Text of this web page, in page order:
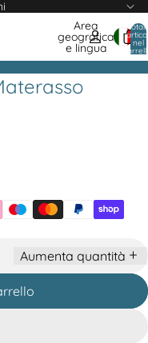
Area
geografica
e lingua nel
Aumenta quantità